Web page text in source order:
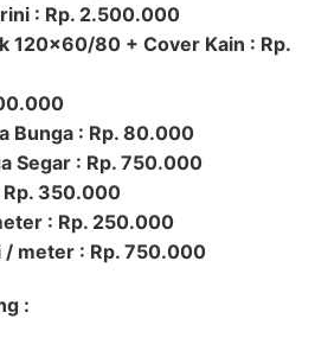
: Rp. 2.500.000
120×60/80 + Cover Kain : Rp.
Bunga : Rp. 80.000
Segar : Rp. 750.000
Rp. 350.000
: Rp. 250.000
/ meter : Rp. 750.000
: